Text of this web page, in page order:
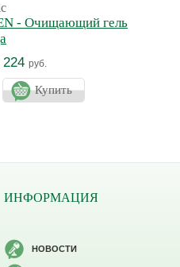
- Очищающий гель
руб.
Купить
ИНФОРМАЦИЯ
НОВОСТИ